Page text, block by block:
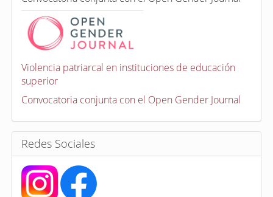
o
o
a
t
o
r
a
s
Violencia patriarcal en instituciones de educación
superior
Convocatoria conjunta con el Open Gender Journal
Redes Sociales